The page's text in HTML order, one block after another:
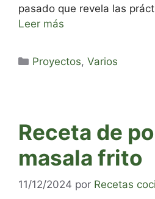
pasado que revela las
Leer más
Categorías
Proyectos,Varios
Receta de
masala frito
11/12/2024 por Recetas